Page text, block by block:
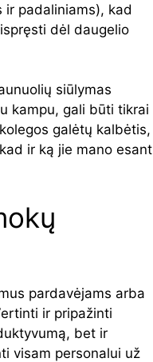
padaliniams), kad
dėl daugelio
siūlymas
kampu, gali būti tikrai
galėtų kalbėtis,
ir ką jie mano esant
pardavėjams arba
ir pripažinti
bet ir
visam personalui už